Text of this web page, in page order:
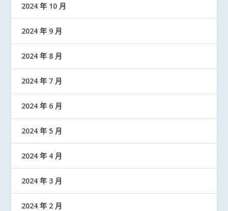
2024 年 10 月
2024 年 9 月
2024 年 8 月
2024 年 7 月
2024 年 6 月
2024 年 5 月
2024 年 4 月
2024 年 3 月
2024 年 2 月